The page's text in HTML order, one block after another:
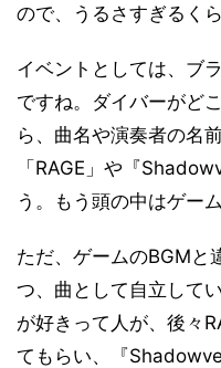
ので、うるさすぎるく
イベントとしては、ブ
ですね。ダイバーがど
ら、曲名や演奏者の名
「RAGE」や『
う。もう頭の中はゲー
ただ、ゲームのBGMと
つ、曲として自立して
が好きって人が、後々
てもらい、『